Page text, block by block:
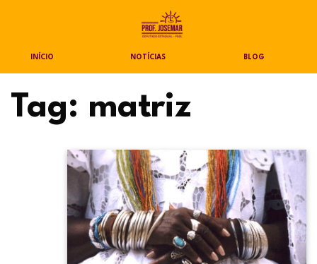
INÍCIO NOTÍCIAS BLOG
Tag: matriz